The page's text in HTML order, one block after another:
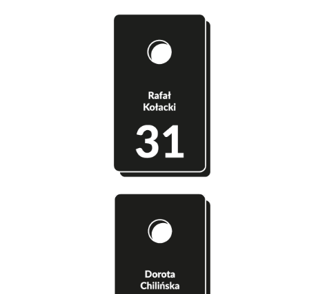
Szatnia 31 - Rafał Kołacki
Szatnia 32 - Dorota Chilińska